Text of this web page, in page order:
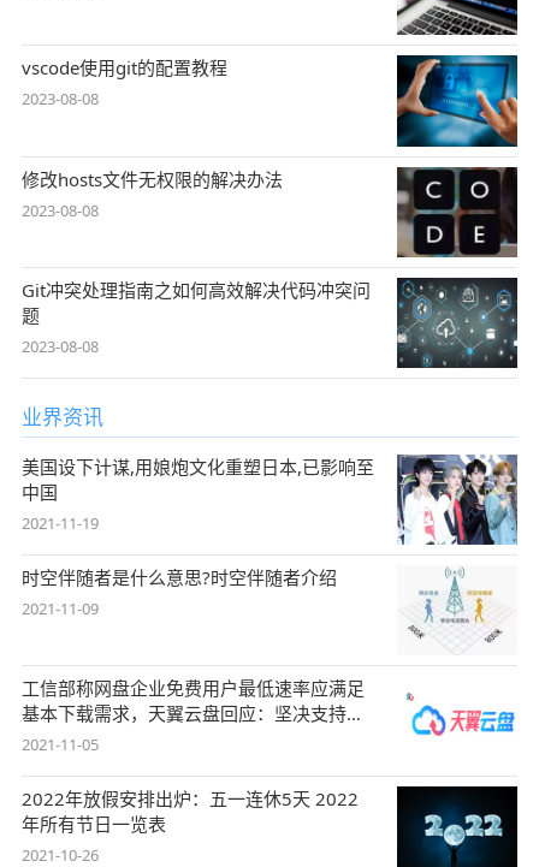
vscode使用git的配置教程
2023-08-08
修改hosts文件无权限的解决办法
2023-08-08
Git冲突处理指南之如何高效解决代码冲突问
题
2023-08-08
业界资讯
美国设下计谋,用娘炮文化重塑日本,已影响至
中国
2021-11-19
时空伴随者是什么意思?时空伴随者介绍
2021-11-09
工信部称网盘企业免费用户最低速率应满足
基本下载需求，天翼云盘回应：坚决支持，
始终
2021-11-05
2022年放假安排出炉：五一连休5天 2022
年所有节日一览表
2021-10-26